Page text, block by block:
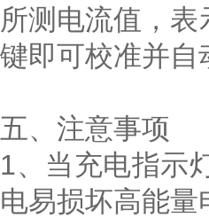
所测电流值，
键即可校准并自
五、注意事项
1、当充电指示
电易损坏高能量